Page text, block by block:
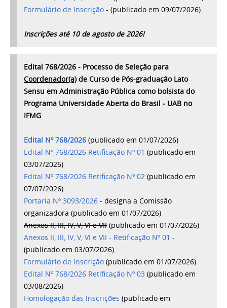
Formulário de Inscrição - (publicado em 09/07/2026)
Inscrições até 10 de agosto de 2026!
Edital 768/2026 - Processo de Seleção para
Coordenador(a)de Curso de Pós-graduação Lato
Sensu em Administração Pública como bolsista do
Programa Universidade Aberta do Brasil - UAB no
IFMG
Edital Nº 768/2026 (publicado em 01/07/2026)
Edital Nº 768/2026 Retificação Nº 01 (publicado em
03/07/2026)
Edital Nº 768/2026 Retificação Nº 02 (publicado em
07/07/2026)
Portaria Nº 3093/2026 - designa a Comissão
organizadora (publicado em 01/07/2026)
Anexos II, III, IV, V, VI e VII(publicado em 01/07/2026)
Anexos II, III, IV, V, VI e VII - Retificação Nº 01 -
(publicado em 03/07/2026)
Formulário de Inscrição (publicado em 01/07/2026)
Edital Nº 768/2026 Retificação Nº 03 (publicado em
03/08/2026)
Homologação das Inscrições (publicado em